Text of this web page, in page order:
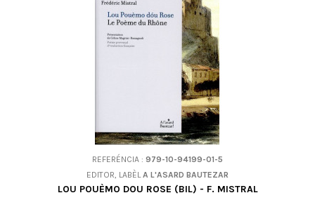
REFERÉNCIA : 979-10-94199-01-5
EDITOR, LABÈLA L'ASARD BAUTEZAR
LOU POUÈMO DOU ROSE (BIL) - F. MISTRAL